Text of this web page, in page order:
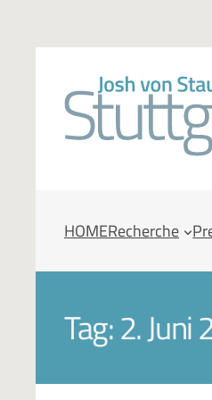
HOMERecherche
Tag:2. Juni